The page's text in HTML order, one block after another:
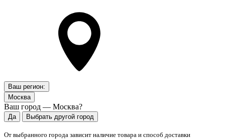
Ваш регион:
Москва
Ваш город — Москва?
Да Выбрать другой город
От выбранного города зависит наличие товара и способ доставки